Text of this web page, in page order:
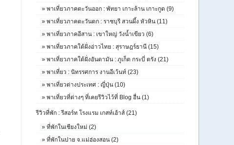
» พาเที่ยวภาคตะวันออก : พัทยา เกาะล้าน เกาะกูด (9)
» พาเที่ยวภาคตะวันตก : ราชบุรี สวนผึ้ง หัวหิน (11)
» พาเที่ยวภาคอีสาน : เขาใหญ่ วังน้ำเขียว (6)
» พาเที่ยวภาคใต้ฝั่งอ่าวไทย : สุราษฎร์ธานี (15)
» พาเที่ยวภาคใต้ฝั่งอันดามัน : ภูเก็ต กระบี่ ตรัง (21)
» พาเที่ยว : นิทรรศการ งานอีเว้นท์ (23)
» พาเที่ยวต่างประเทศ : ญี่ปุ่น (10)
» พาเที่ยวที่ต่างๆ ที่เคยรีวิวไว้ที่ Blog อื่น (1)
รีวิวที่พัก : รีสอร์ท โรงแรม เกสท์เฮ้าส์ (21)
» ที่พักในเชียงใหม่ (2)
» ที่พักในปาย จ.แม่ฮ่องสอน (2)